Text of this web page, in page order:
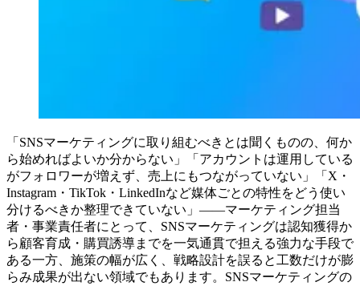
「SNSマーケティングに取り組むべきとは聞くものの、何か
ら始めればよいか分からない」「アカウントは運用している
がフォロワーが増えず、売上にもつながっていない」「X・
Instagram・TikTok・LinkedInなど媒体ごとの特性をどう使い
分けるべきか整理できていない」——マーケティング担当
者・事業責任者にとって、SNSマーケティングは認知獲得か
ら顧客育成・購買誘導までを一気通貫で担える強力な手段で
ある一方、施策の幅が広く、戦略設計を誤ると工数だけが膨
らみ成果が出ない領域でもあります。SNSマーケティングの